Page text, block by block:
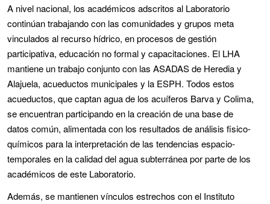
A nivel nacional, los académicos adscritos al Laboratorio
continúan trabajando con las comunidades y grupos meta
vinculados al recurso hídrico, en procesos de gestión
participativa, educación no formal y capacitaciones. El LHA
mantiene un trabajo conjunto con las ASADAS de Heredia y
Alajuela, acueductos municipales y la ESPH. Todos estos
acueductos, que captan agua de los acuíferos Barva y Colima,
se encuentran participando en la creación de una base de
datos común, alimentada con los resultados de análisis fisico-
químicos para la interpretación de las tendencias espacio-
temporales en la calidad del agua subterránea por parte de los
académicos de este Laboratorio.
Además, se mantienen vínculos estrechos con el Instituto